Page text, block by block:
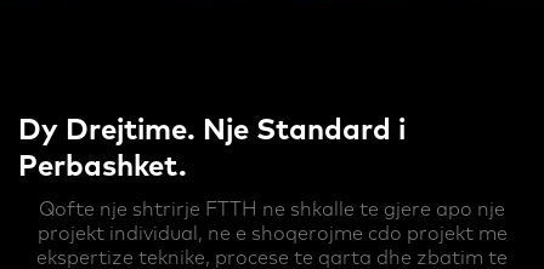
Dy Drejtime. Nje Standard i
Perbashket.
Qofte nje shtrirje FTTH ne shkalle te gjere apo nje
projekt individual, ne e shoqerojme cdo projekt me
ekspertize teknike, procese te qarta dhe zbatim te